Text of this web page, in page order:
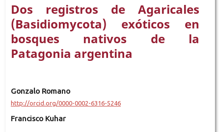
Dos registros de Agaricales
(Basidiomycota) exóticos en
bosques nativos de la
Patagonia argentina
Gonzalo Romano
http://orcid.org/0000-0002-6316-5246
Francisco Kuhar